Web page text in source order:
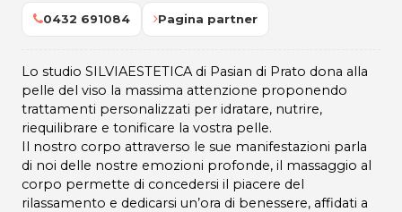
0432 691084 Pagina partner
Lo studio SILVIAESTETICA di Pasian di Prato dona alla
pelle del viso la massima attenzione proponendo
trattamenti personalizzati per idratare, nutrire,
riequilibrare e tonificare la vostra pelle.
Il nostro corpo attraverso le sue manifestazioni parla
di noi delle nostre emozioni profonde, il massaggio al
corpo permette di concedersi il piacere del
rilassamento e dedicarsi un’ora di benessere, affidati a